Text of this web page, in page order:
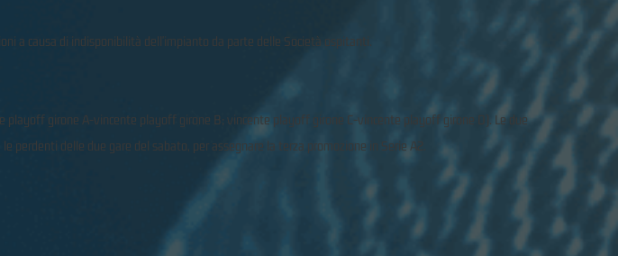
a causa di indisponibilità dell'impianto da parte delle Società ospitanti.
girone A-vincente playoff girone B; vincente playoff girone C-vincente playoff girone D). Le due
delle due gare del sabato, per assegnare la terza promozione in Serie A2.